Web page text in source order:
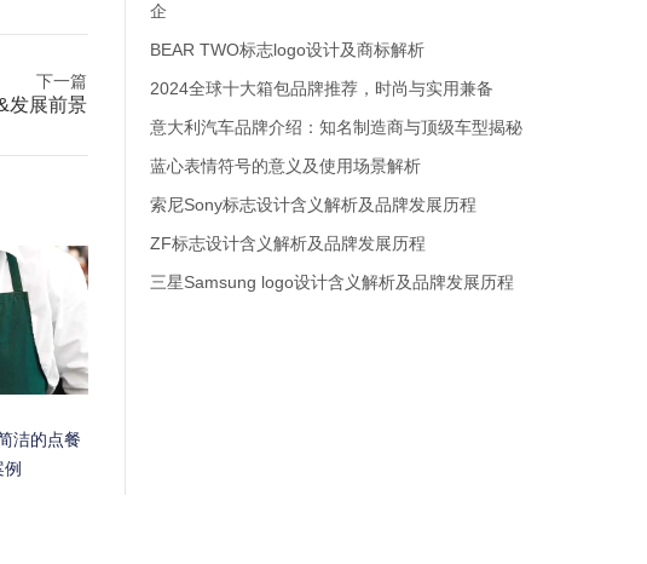
下一篇
发展前景
洁的点餐
企
BEAR TWO标志logo设计及商标解析
2024全球十大箱包品牌推荐，时尚与实用兼备
意大利汽车品牌介绍：知名制造商与顶级车型揭秘
蓝心表情符号的意义及使用场景解析
索尼Sony标志设计含义解析及品牌发展历程
ZF标志设计含义解析及品牌发展历程
三星Samsung logo设计含义解析及品牌发展历程